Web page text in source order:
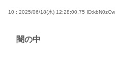
10 : 2025/06/18(水) 12:28:00.75
闇の中